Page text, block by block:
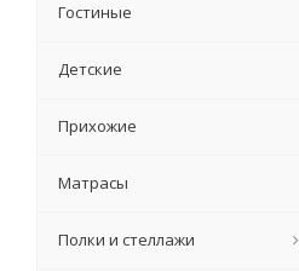
Гостиные
Детские
Прихожие
Матрасы
Полки и стеллажи